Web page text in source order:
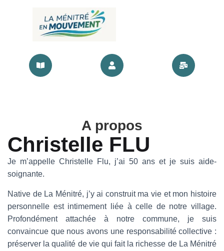
A propos
Christelle FLU
Je m’appelle Christelle Flu, j’ai 50 ans et je suis aide-
soignante.
Native de La Ménitré, j’y ai construit ma vie et mon histoire
personnelle est intimement liée à celle de notre village.
Profondément attachée à notre commune, je suis
convaincue que nous avons une responsabilité collective :
préserver la qualité de vie qui fait la richesse de La Ménitré